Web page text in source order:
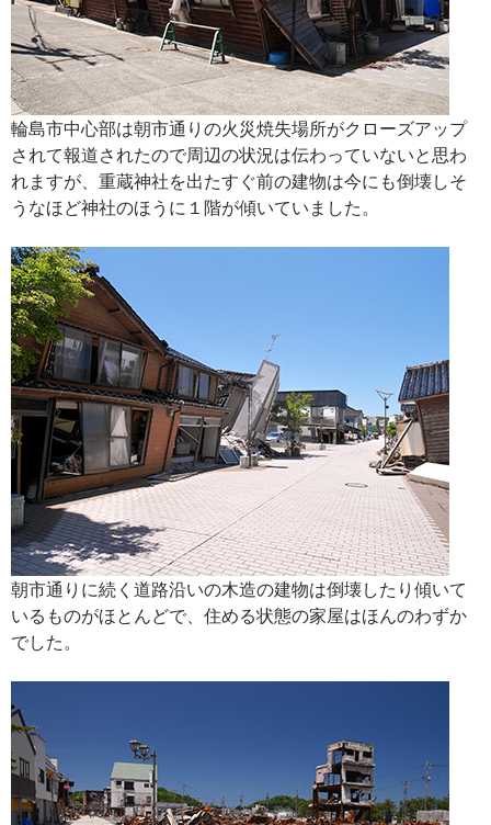
輪島市中心部は朝市通りの火災焼失場所がクローズアップ
されて報道されたので周辺の状況は伝わっていないと思わ
れますが、重蔵神社を出たすぐ前の建物は今にも倒壊しそ
うなほど神社のほうに１階が傾いていました。
朝市通りに続く道路沿いの木造の建物は倒壊したり傾いて
いるものがほとんどで、住める状態の家屋はほんのわずか
でした。